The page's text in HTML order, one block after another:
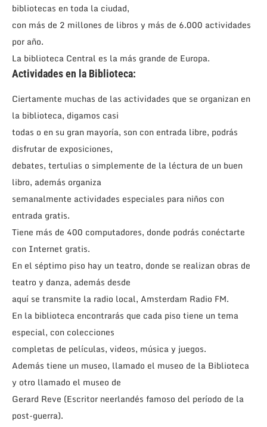
bibliotecas en toda la ciudad,
con más de 2 millones de libros y más de 6.000 actividades
por año.
La biblioteca Central es la más grande de Europa.
Actividades en la Biblioteca:
Ciertamente muchas de las actividades que se organizan en
la biblioteca, digamos casi
todas o en su gran mayoría, son con entrada libre, podrás
disfrutar de exposiciones,
debates, tertulias o simplemente de la léctura de un buen
libro, además organiza
semanalmente actividades especiales para niños con
entrada gratis.
Tiene más de 400 computadores, donde podrás conéctarte
con Internet gratis.
En el séptimo piso hay un teatro, donde se realizan obras de
teatro y danza, además desde
aquí se transmite la radio local, Amsterdam Radio FM.
En la biblioteca encontrarás que cada piso tiene un tema
especial, con colecciones
completas de películas, videos, música y juegos.
Además tiene un museo, llamado el museo de la Biblioteca
y otro llamado el museo de
Gerard Reve (Escritor neerlandés famoso del período de la
post-guerra).